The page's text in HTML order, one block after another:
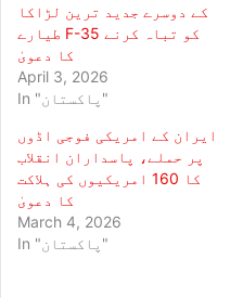
کے دوسرے جدید ترین لڑاکا
طیارے F-35 کو تباہ کرنے
کا دعویٰ
April 3, 2026
In "پاکستان"
ایران کے امریکی فوجی اڈوں
پر حملے، پاسداران انقلاب
کا 160 امریکیوں کی ہلاکت
کا دعویٰ
March 4, 2026
In "پاکستان"